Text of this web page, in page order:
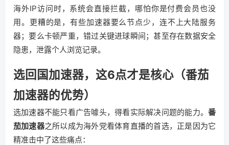
海外IP访问时，系统会直接拦截，哪怕你是付费会员也没
用。更糟的是，有些加速器要么节点少，连不上大陆服务
器；要么卡顿严重，错过关键进球瞬间；甚至存在数据安全
隐患，泄露个人浏览记录。
选回国加速器，这6点才是核心（番茄
加速器的优势）
选加速器不能只看广告噱头，得看实际解决问题的能力。 番
茄加速器之所以成为海外党看体育直播的首选，正是因为它
精准击中了这些痛点：